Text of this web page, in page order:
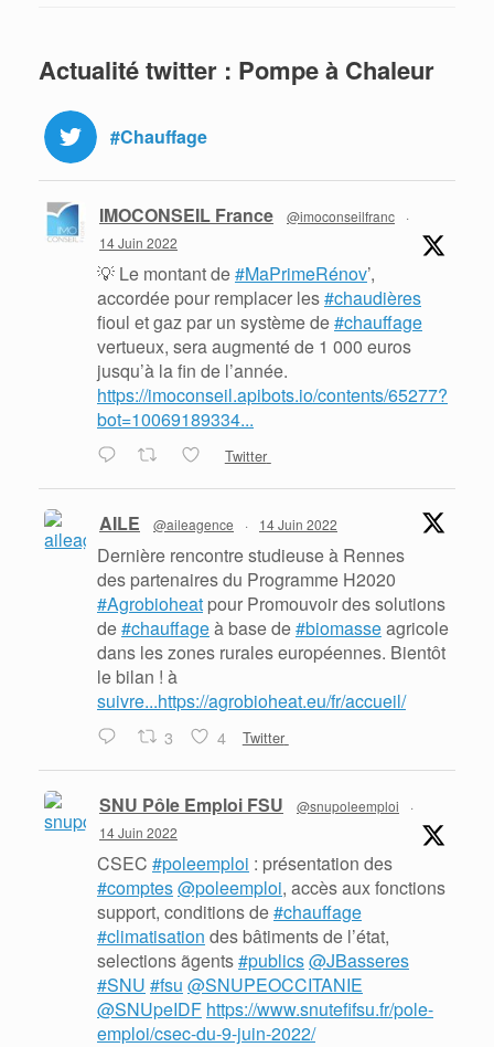
Actualité twitter : Pompe à Chaleur
#Chauffage
IMOCONSEIL France @imoconseilfranc
·
14 Juin 2022
💡 Le montant de#MaPrimeRénov’,
accordée pour remplacer les#chaudières
fioul et gaz par un système de#chauffage
vertueux, sera augmenté de 1 000 euros
jusqu’à la fin de l’année.
https://imoconseil.apibots.io/contents/65277?
bot=10069189334...
Twitter
AILE @aileagence · 14 Juin 2022
Dernière rencontre studieuse à Rennes
des partenaires du Programme H2020
#Agrobioheat pour Promouvoir des solutions
de#chauffageà base de#biomasseagricole
dans les zones rurales européennes. Bientôt
le bilan ! à
suivre...https://agrobioheat.eu/fr/accueil/
3 4 Twitter
SNU Pôle Emploi FSU @snupoleemploi
·
14 Juin 2022
CSEC #poleemploi : présentation des
#comptes@poleemploi, accès aux fonctions
support, conditions de#chauffage
#climatisation des bâtiments de l’état,
selections ãgents#publics@JBasseres
#SNU #fsu @SNUPEOCCITANIE
@SNUpeIDF https://www.snutefifsu.fr/pole-
emploi/csec-du-9-juin-2022/